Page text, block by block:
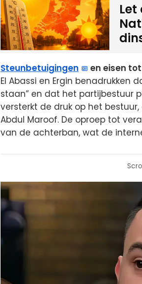
Let
Steunbetuigingen
en eisen
El Abassi en Ergin benadrukken
staan” en dat het partijbestuur
versterkt de druk op het
Abdul Maroof. De oproep tot
van de achterban, wat de